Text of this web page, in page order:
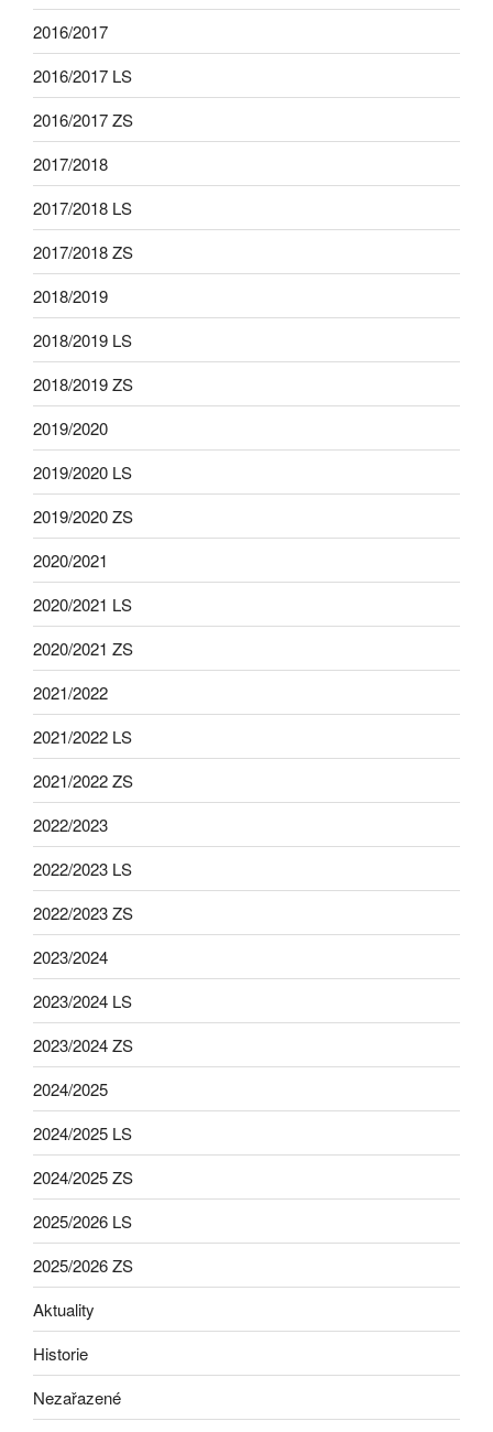
2016/2017
2016/2017 LS
2016/2017 ZS
2017/2018
2017/2018 LS
2017/2018 ZS
2018/2019
2018/2019 LS
2018/2019 ZS
2019/2020
2019/2020 LS
2019/2020 ZS
2020/2021
2020/2021 LS
2020/2021 ZS
2021/2022
2021/2022 LS
2021/2022 ZS
2022/2023
2022/2023 LS
2022/2023 ZS
2023/2024
2023/2024 LS
2023/2024 ZS
2024/2025
2024/2025 LS
2024/2025 ZS
2025/2026 LS
2025/2026 ZS
Aktuality
Historie
Nezařazené